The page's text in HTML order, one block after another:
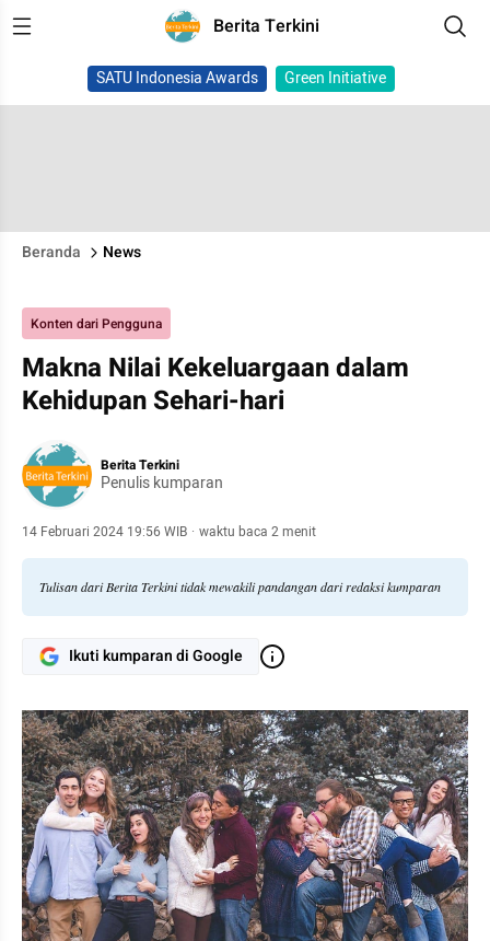
Berita Terkini
SATU Indonesia Awards Green Initiative
Beranda News
Konten dari Pengguna
Makna Nilai Kekeluargaan dalam
Kehidupan Sehari-hari
Berita Terkini
Penulis kumparan
14 Februari 2024 19:56 WIB · waktu baca 2 menit
Tulisan dari Berita Terkini tidak mewakili pandangan dari redaksi kumparan
Ikuti kumparan di Google